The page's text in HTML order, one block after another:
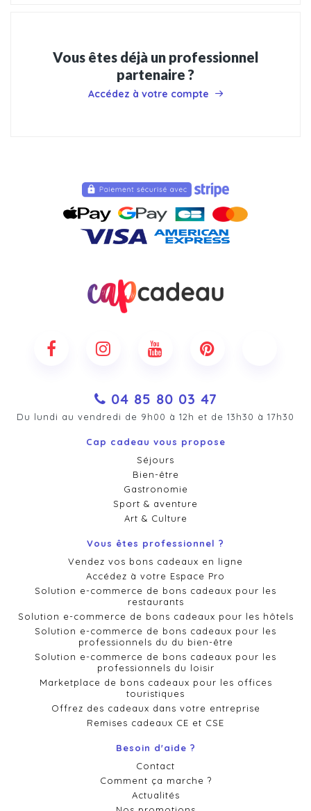
Vous êtes déjà un professionnel
partenaire ?
Accédez à votre compte
04 85 80 03 47
Du lundi au vendredi de 9h00 à 12h et de 13h30 à 17h30
Cap cadeau vous propose
Séjours
Bien-être
Gastronomie
Sport & aventure
Art & Culture
Vous êtes professionnel ?
Vendez vos bons cadeaux en ligne
Accédez à votre Espace Pro
Solution e-commerce de bons cadeaux pour les
restaurants
Solution e-commerce de bons cadeaux pour les hôtels
Solution e-commerce de bons cadeaux pour les
professionnels du du bien-être
Solution e-commerce de bons cadeaux pour les
professionnels du loisir
Marketplace de bons cadeaux pour les offices
touristiques
Offrez des cadeaux dans votre entreprise
Remises cadeaux CE et CSE
Besoin d'aide ?
Contact
Comment ça marche ?
Actualités